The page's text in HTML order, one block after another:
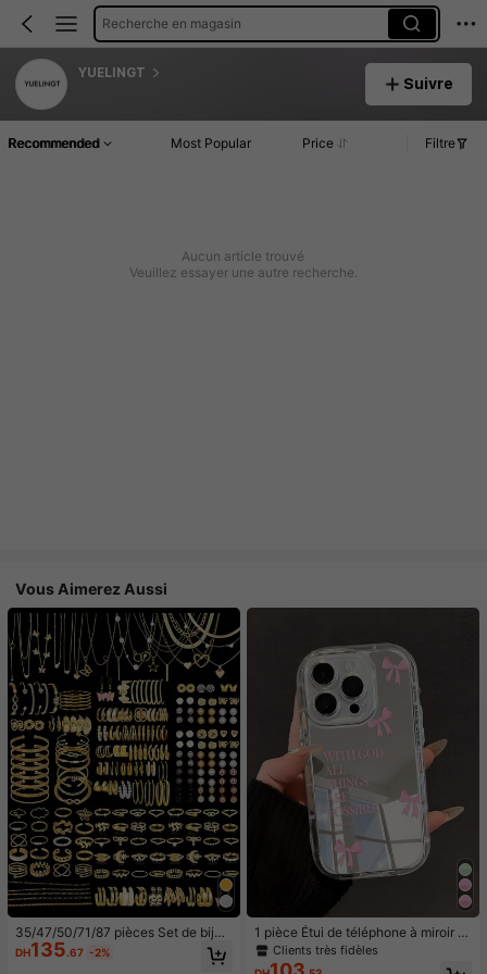
Recherche en magasin
YUELINGT
Suivre
Recommended Most Popular Price Filtre
Aucun article trouvé
Veuillez essayer une autre recherche.
Vous Aimerez Aussi
35/47/50/71/87 pièces Set de bijou
x style bohème, comprenant des bo
ucles d'oreilles, colliers, bagues, br
DH135.67 -2%
1 pièce Étui de téléphone à miroir ro
se minimaliste, style fille avec motif
nœud papillon, slogan religieux. Étu
Clients très fidèles